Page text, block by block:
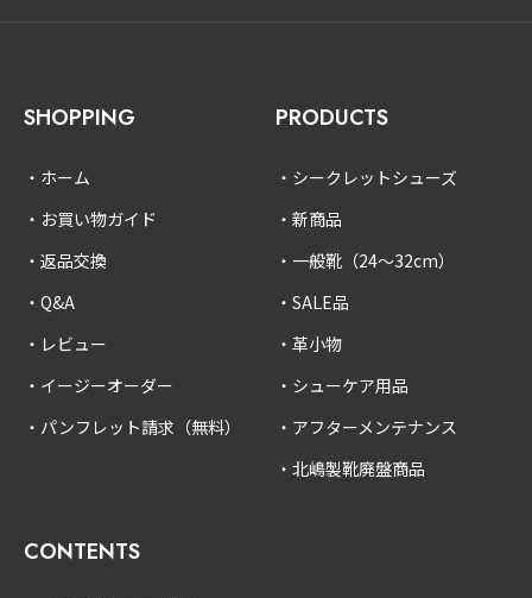
SHOPPING
ホーム
お買い物ガイド
返品交換
Q&A
レビュー
イージーオーダー
パンフレット請求（無料）
PRODUCTS
シークレットシューズ
新商品
一般靴（24〜32cm）
SALE品
革小物
シューケア用品
アフターメンテナンス
北嶋製靴廃盤商品
CONTENTS